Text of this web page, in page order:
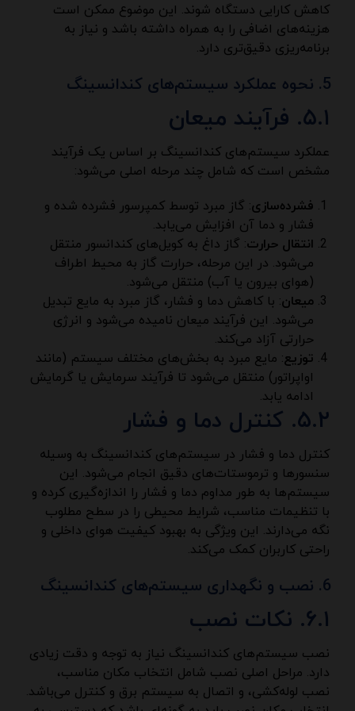
کاهش کارایی دستگاه شوند. این موضوع ممکن است
هزینه‌های اضافی را به همراه داشته باشد و نیاز به
برنامه‌ریزی دقیق‌تری دارد.
نحوه عملکرد سیستم‌های کندانسینگ
۵.۱. فرآیند میعان
عملکرد سیستم‌های کندانسینگ بر اساس یک فرآیند
مشخص است که شامل چند مرحله اصلی می‌شود:
فشرده‌سازی: گاز مبرد توسط کمپرسور فشرده شده و
فشار و دما آن افزایش می‌یابد.
انتقال حرارت: گاز داغ به کویل‌های کندانسور منتقل
می‌شود. در این مرحله، حرارت گاز به محیط اطراف
(هوای بیرون یا آب) منتقل می‌شود.
میعان: با کاهش دما و فشار، گاز مبرد به مایع تبدیل
می‌شود. این فرآیند میعان نامیده می‌شود و انرژی
حرارتی آزاد می‌کند.
توزیع: مایع مبرد به بخش‌های مختلف سیستم (مانند
اواپراتور) منتقل می‌شود تا فرآیند سرمایش یا گرمایش
ادامه یابد.
۵.۲. کنترل دما و فشار
کنترل دما و فشار در سیستم‌های کندانسینگ به وسیله
سنسورها و ترموستات‌های دقیق انجام می‌شود. این
سیستم‌ها به طور مداوم دما و فشار را اندازه‌گیری کرده و
با تنظیمات مناسب، شرایط محیطی را در سطح مطلوب
نگه می‌دارند. این ویژگی به بهبود کیفیت هوای داخلی و
راحتی کاربران کمک می‌کند.
نصب و نگهداری سیستم‌های کندانسینگ
۶.۱. نکات نصب
نصب سیستم‌های کندانسینگ نیاز به توجه و دقت زیادی
دارد. مراحل اصلی نصب شامل انتخاب مکان مناسب،
نصب لوله‌کشی، و اتصال به سیستم برق و کنترل می‌باشد.